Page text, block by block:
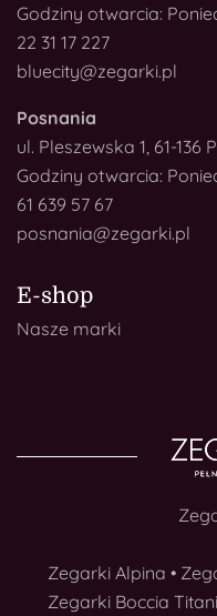
Godziny otwarcia:
22 31 17 227
bluecity@zegarki.pl
Posnania
ul. Pleszewska 1, 61-136
Godziny otwarcia:
61 639 57 67
posnania@zegarki.pl
E-shop
Nasze marki
Zegarki Alpina •
Zegarki Boccia